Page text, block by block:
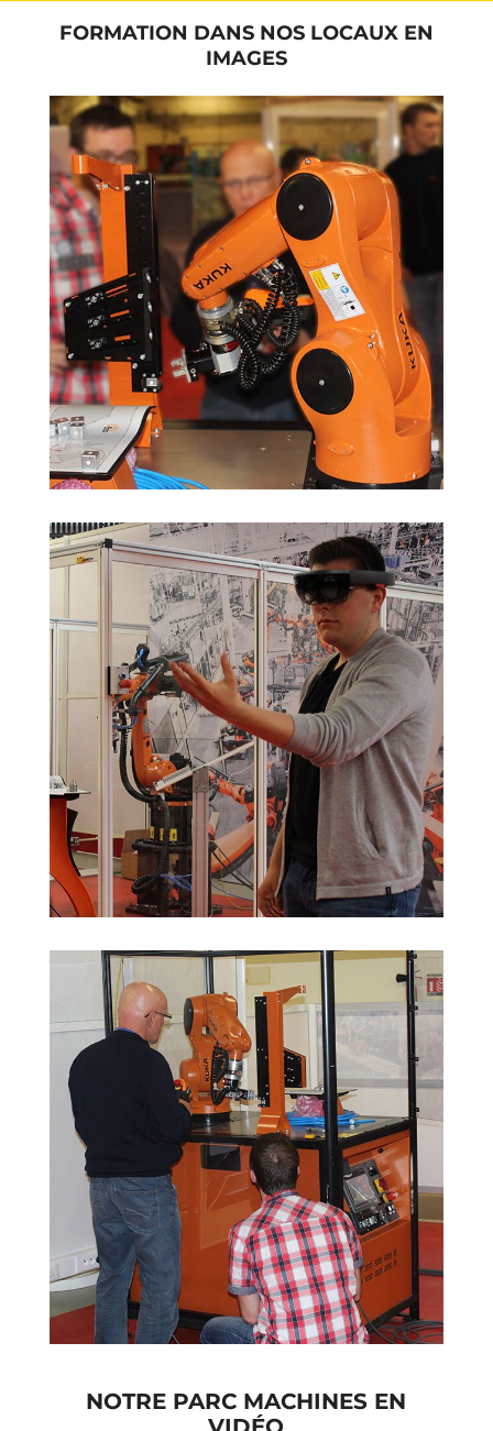
FORMATION DANS NOS LOCAUX EN
IMAGES
NOTRE PARC MACHINES EN